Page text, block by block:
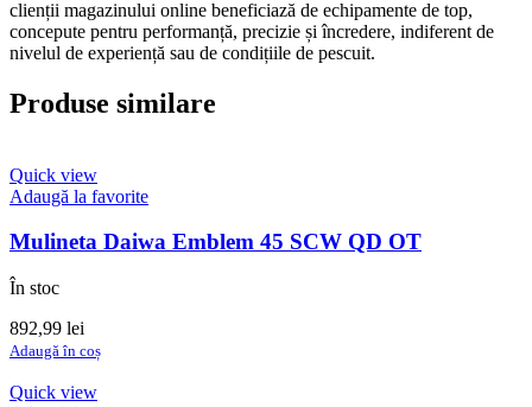
clienții magazinului online beneficiază de echipamente de top,
concepute pentru performanță, precizie și încredere, indiferent de
nivelul de experiență sau de condițiile de pescuit.
Produse similare
Quick view
Adaugă la favorite
Mulineta Daiwa Emblem 45 SCW QD OT
În stoc
892,99 lei
Adaugă în coș
Quick view